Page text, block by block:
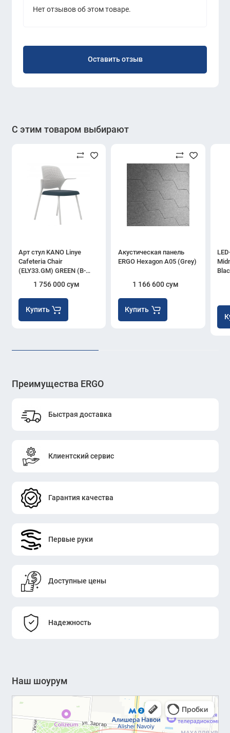
Нет отзывов об этом товаре.
Оставить отзыв
С этим товаром выбирают
Арт стул KANO Linye
Cafeteria Chair
(ELY33.GM) GREEN (B-
MA05)
1 756 000 сум
Купить
Акустическая панель
ERGO Hexagon A05 (Grey)
1 166 600 сум
Купить
Преимущества ERGO
Быстрая доставка
Клиентский сервис
Гарантия качества
Первые руки
Доступные цены
Надежность
Наш шоурум